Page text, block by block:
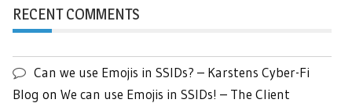
RECENT COMMENTS
Can we use Emojis in SSIDs? – Karstens Cyber-Fi
Blog on We can use Emojis in SSIDs! – The Client